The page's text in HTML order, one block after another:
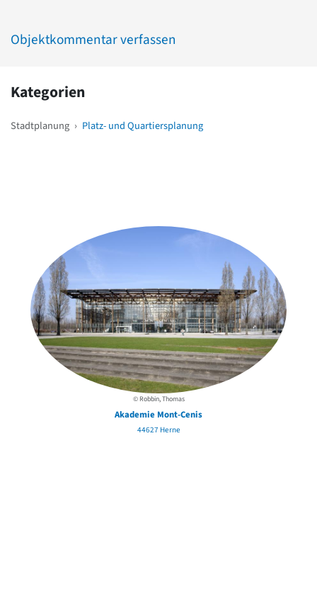
Objektkommentar verfassen
Kategorien
Stadtplanung › Platz- und Quartiersplanung
© Robbin, Thomas
Akademie Mont-Cenis
44627 Herne